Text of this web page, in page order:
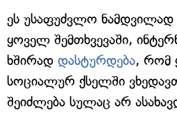
ეს უსაფუძვლო ნამდვილად
ყოველ შემთხვევაში,
ხშირად დასტურდება, რომ
სოციალურ ქსელში
შეიძლება სულაც არ